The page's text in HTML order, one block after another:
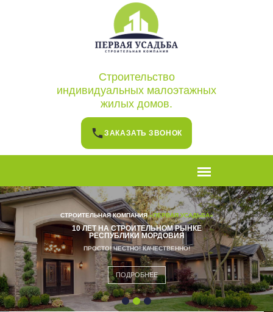
Строительство
индивидуальных малоэтажных
жилых домов.
ЗАКАЗАТЬ ЗВОНОК
СТРОИТЕЛЬНАЯ КОМПАНИЯ«ПЕРВАЯ УСАДЬБА»
10 ЛЕТ НА СТРОИТЕЛЬНОМ РЫНКЕ
РЕСПУБЛИКИ МОРДОВИЯ
ПРОСТО! ЧЕСТНО! КАЧЕСТВЕННО!
ПОДРОБНЕЕ